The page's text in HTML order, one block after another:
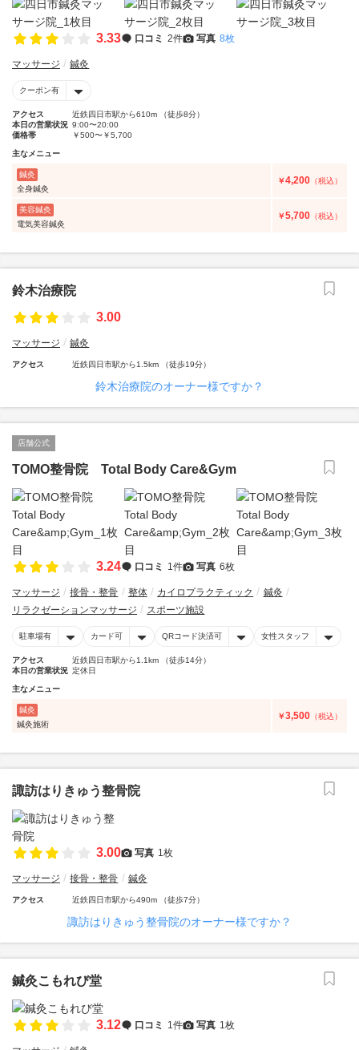
3.33 口コミ 2件 写真 8枚
マッサージ 鍼灸
クーポン有
アクセス
近鉄四日市駅から610m （徒歩8分）
本日の営業状況 9:00〜20:00
価格帯
￥500〜￥5,700
主なメニュー
鍼灸
全身鍼灸
￥4,200 （税込）
美容鍼灸
電気美容鍼灸
￥5,700 （税込）
鈴木治療院
3.00
マッサージ 鍼灸
アクセス 近鉄四日市駅から1.5km （徒歩19分）
鈴木治療院のオーナー様ですか？
店舗公式
TOMO整骨院 Total Body Care&Gym
3.24 口コミ 1件 写真 6枚
マッサージ 接骨・整骨 整体 カイロプラクティック
鍼灸
リラクゼーションマッサージ
スポーツ施設
駐車場有 カード可 QRコード決済可 女性スタッフ
アクセス
近鉄四日市駅から1.1km （徒歩14分）
本日の営業状況 定休日
主なメニュー
鍼灸
鍼灸施術
￥3,500 （税込）
諏訪はりきゅう整骨院
3.00 写真 1枚
マッサージ 接骨・整骨 鍼灸
アクセス 近鉄四日市駅から490m （徒歩7分）
諏訪はりきゅう整骨院のオーナー様ですか？
鍼灸こもれび堂
3.12 口コミ 1件 写真 1枚